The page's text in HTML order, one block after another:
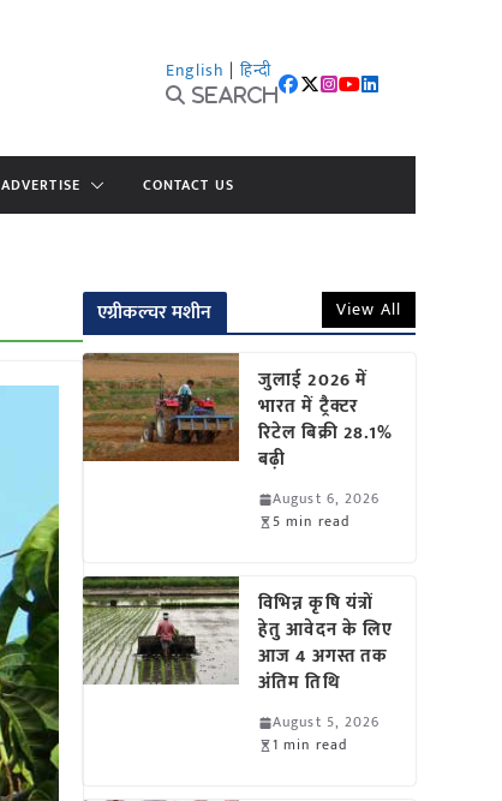
English | हिन्दी
Search
ADVERTISE CONTACT US
एग्रीकल्चर मशीन View All
जुलाई 2026 में
भारत में ट्रैक्टर
रिटेल बिक्री 28.1%
बढ़ी
August 6, 2026
5 min read
विभिन्न कृषि यंत्रों
हेतु आवेदन के लिए
आज 4 अगस्त तक
अंतिम तिथि
August 5, 2026
1 min read